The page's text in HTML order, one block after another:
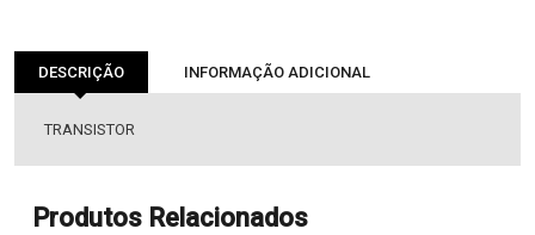
DESCRIÇÃO INFORMAÇÃO ADICIONAL
TRANSISTOR
Produtos Relacionados